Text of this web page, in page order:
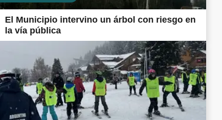
El Municipio intervino un árbol con riesgo en
la vía pública